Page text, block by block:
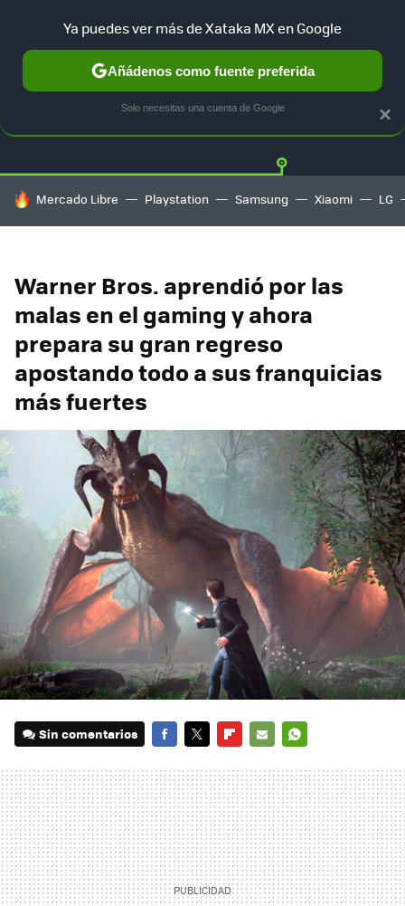
Twitter
HOY SE HABLA DE
Mercado Libre Playstation Samsung Xiaomi LG
Warner Bros. aprendió por las
malas en el gaming y ahora
prepara su gran regreso
apostando todo a sus franquicias
más fuertes
Sin comentarios
MAIL
×
Ya puedes ver más de Xataka MX en Google
Añádenos como fuente preferida
Solo necesitas una cuenta de Google